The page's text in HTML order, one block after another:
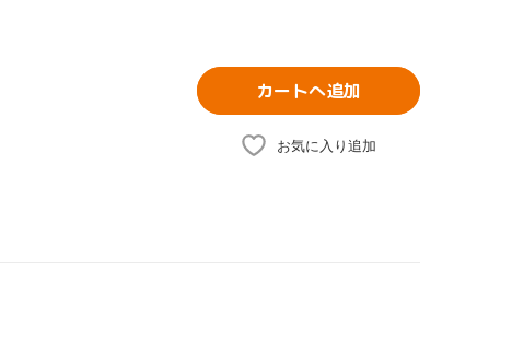
カートへ追加
お気に入り追加